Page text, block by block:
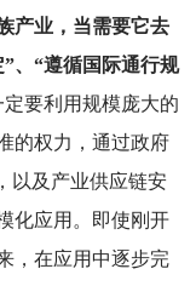
产业，当需要它去
、“遵循国际通行规
要利用规模庞大的
的权力，通过政府
以及产业供应链安
化应用。即使刚开
，在应用中逐步完